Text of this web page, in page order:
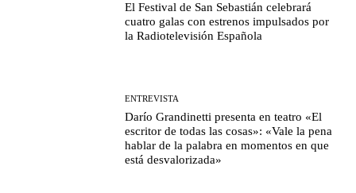
El Festival de San Sebastián celebrará
cuatro galas con estrenos impulsados por
la Radiotelevisión Española
ENTREVISTA
Darío Grandinetti presenta en teatro «El
escritor de todas las cosas»: «Vale la pena
hablar de la palabra en momentos en que
está desvalorizada»